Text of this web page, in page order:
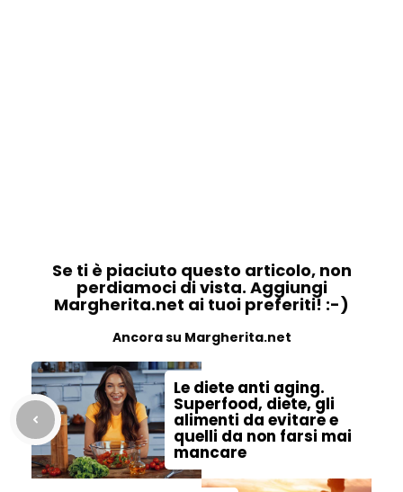
Se ti è piaciuto questo articolo, non
perdiamoci di vista. Aggiungi
Margherita.net ai tuoi preferiti! :-)
Ancora su Margherita.net
Le diete anti aging.
Superfood, diete, gli
alimenti da evitare e
quelli da non farsi mai
mancare